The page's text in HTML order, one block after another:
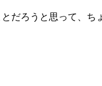
だろうと思って、ち